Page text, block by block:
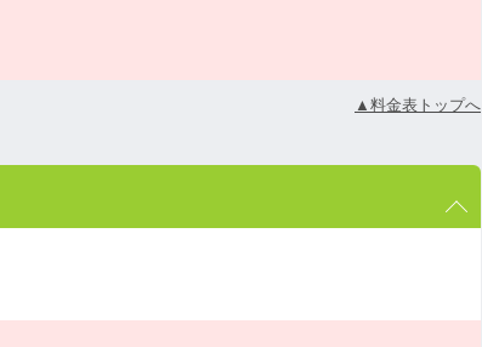
▲料金表トップへ